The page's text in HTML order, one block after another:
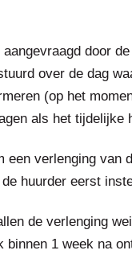
door
over de dag
(op het
als het tijdelijke
een verlenging van
huurder eerst
de verlenging
1 week na